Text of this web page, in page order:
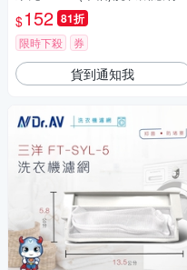
$152 81折
限時下殺 券
貨到通知我